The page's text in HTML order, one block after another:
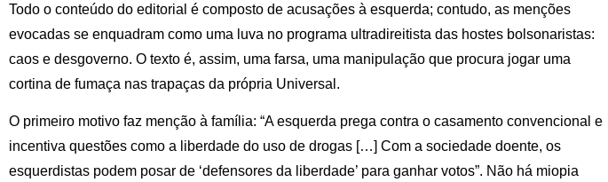
Todo o conteúdo do editorial é composto de acusações à esquerda; contudo, as menções
evocadas se enquadram como uma luva no programa ultradireitista das hostes bolsonaristas:
caos e desgoverno. O texto é, assim, uma farsa, uma manipulação que procura jogar uma
cortina de fumaça nas trapaças da própria Universal.
O primeiro motivo faz menção à família: “A esquerda prega contra o casamento convencional e
incentiva questões como a liberdade do uso de drogas […] Com a sociedade doente, os
esquerdistas podem posar de ‘defensores da liberdade’ para ganhar votos”. Não há miopia